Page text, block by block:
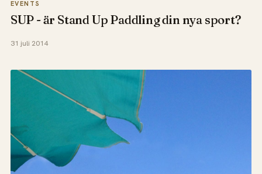
EVENTS
SUP - är Stand Up Paddling din nya sport?
31 juli 2014